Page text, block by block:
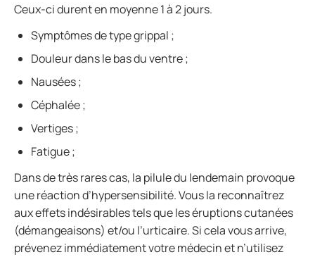
Ceux-ci durent en moyenne 1 à 2 jours.
Symptômes de type grippal ;
Douleur dans le bas du ventre ;
Nausées ;
Céphalée ;
Vertiges ;
Fatigue ;
Dans de très rares cas, la pilule du lendemain provoque
une réaction d’hypersensibilité. Vous la reconnaîtrez
aux effets indésirables tels que les éruptions cutanées
(démangeaisons) et/ou l’urticaire. Si cela vous arrive,
prévenez immédiatement votre médecin et n’utilisez